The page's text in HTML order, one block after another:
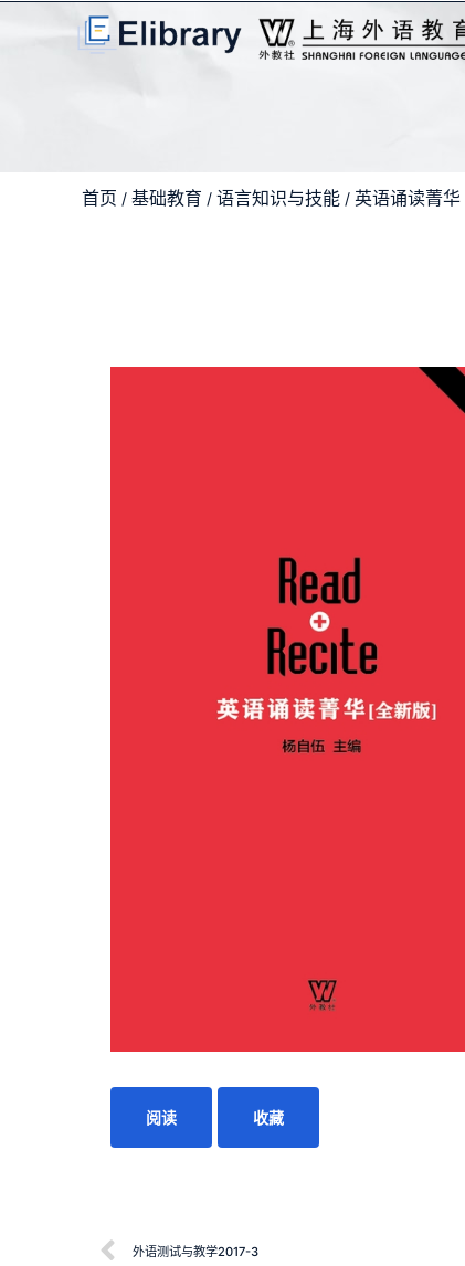
首页 / 基础教育 / 语言知识与技能 / 英语诵读菁华
阅读 收藏
外语测试与教学2017-3